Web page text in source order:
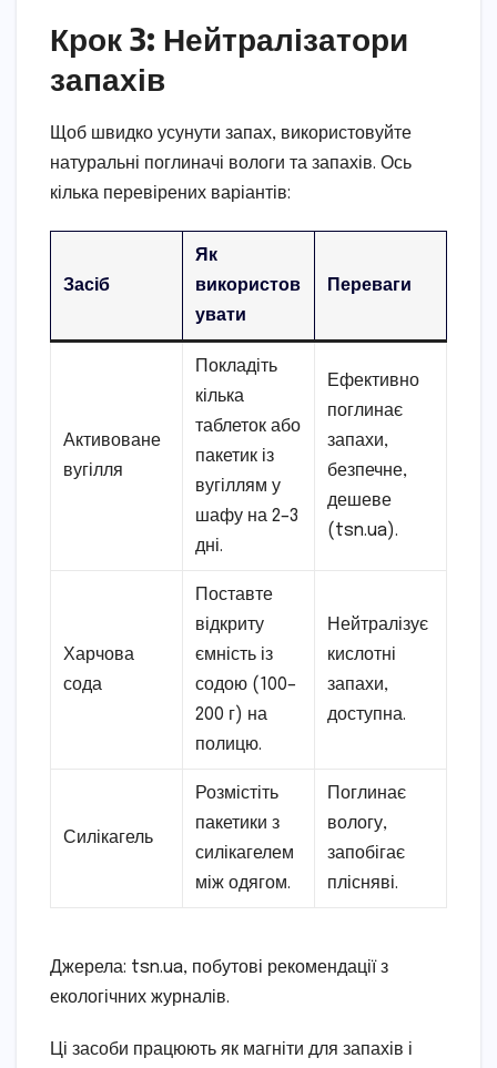
Крок 3: Нейтралізатори
запахів
Щоб швидко усунути запах, використовуйте
натуральні поглиначі вологи та запахів. Ось
кілька перевірених варіантів:
Засіб
Як
використов
увати
Переваги
Активоване
вугілля
Покладіть
кілька
таблеток або
пакетик із
вугіллям у
шафу на 2–3
дні.
Ефективно
поглинає
запахи,
безпечне,
дешеве
(tsn.ua).
Харчова
сода
Поставте
відкриту
ємність із
содою (100–
200 г) на
полицю.
Нейтралізує
кислотні
запахи,
доступна.
Силікагель
Розмістіть
пакетики з
силікагелем
між одягом.
Поглинає
вологу,
запобігає
плісняві.
Джерела: tsn.ua, побутові рекомендації з
екологічних журналів.
Ці засоби працюють як магніти для запахів і